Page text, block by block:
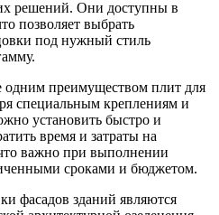
решений. Они доступны в
позволяет выбрать
под нужный стиль
одним преимуществом плит для
специальным креплениям и
установить быстро и
время и затраты на
важно при выполнении
сроками и бюджетом.
фасадов зданий являются